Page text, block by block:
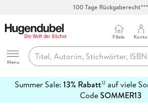
100 Tage Rückgaberecht***
Hugendubel
Menu
Filiale Konto
Summer Sale: 13% Rabatt12auf viele
CodeSOMMER13
erfahren